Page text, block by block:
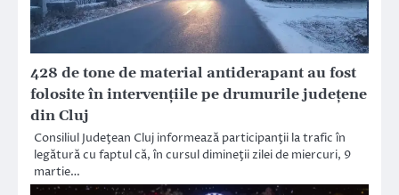
428 de tone de material antiderapant au fost
folosite în intervențiile pe drumurile județene
din Cluj
Consiliul Judeţean Cluj informează participanţii la trafic în
legătură cu faptul că, în cursul dimineţii zilei de miercuri, 9
martie…